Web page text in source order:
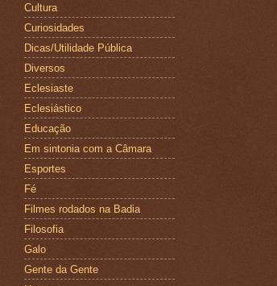
Cultura
Curiosidades
Dicas/Utilidade Pública
Diversos
Eclesiaste
Eclesiástico
Educação
Em sintonia com a Câmara
Esportes
Fé
Filmes rodados na Badia
Filosofia
Galo
Gente da Gente